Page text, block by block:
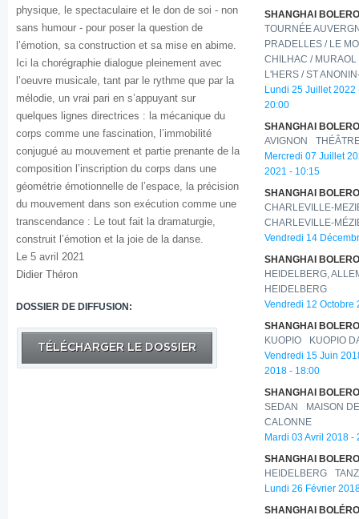
physique, le spectaculaire et le don de soi - non
sans humour - pour poser la question de
l’émotion, sa construction et sa mise en abime.
Ici la chorégraphie dialogue pleinement avec
l’oeuvre musicale, tant par le rythme que par la
mélodie, un vrai pari en s’appuyant sur
quelques lignes directrices : la mécanique du
corps comme une fascination, l’immobilité
conjugué au mouvement et partie prenante de la
composition l’inscription du corps dans une
géométrie émotionnelle de l’espace, la précision
du mouvement dans son exécution comme une
transcendance : Le tout fait la dramaturgie,
construit l’émotion et la joie de la danse.
Le 5 avril 2021
Didier Théron
DOSSIER DE DIFFUSION:
TÉLÉCHARGER LE DOSSIER
SHANGHAI
TOURNÉE
PRADELLES / LE
CHILHAC / MURAOL
L'HERS / ST
Lundi 25 Juillet 2022
20:00
SHANGHAI
AVIGNON
Mercredi 07 Juillet
2021 - 10:15
SHANGHAI
CHARLEVILLE-
CHARLEVILLE-
Vendredi 14
SHANGHAI
HEIDELBERG,
HEIDELBERG
Vendredi 12 Octobre
SHANGHAI
KUOPIO
KUOPIO
Vendredi 15 Juin
2018 - 18:00
SHANGHAI
SEDAN
MAISON
CALONNE
Mardi 03 Avril 2018 -
SHANGHAI
HEIDELBERG
Lundi 26 Février
SHANGHAI